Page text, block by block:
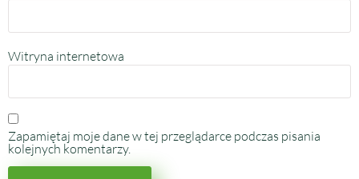
Witryna internetowa
Zapamiętaj moje dane w tej przeglądarce podczas pisania
kolejnych komentarzy.